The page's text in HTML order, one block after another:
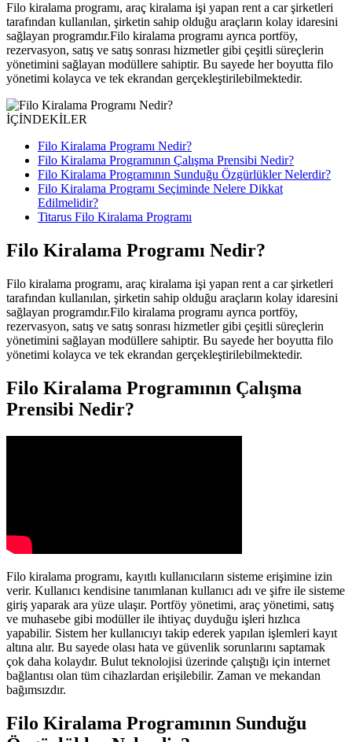
Filo kiralama programı, araç kiralama işi yapan rent a car şirketleri
tarafından kullanılan, şirketin sahip olduğu araçların kolay idaresini
sağlayan programdır.Filo kiralama programı ayrıca portföy,
rezervasyon, satış ve satış sonrası hizmetler gibi çeşitli süreçlerin
yönetimini sağlayan modüllere sahiptir. Bu sayede her boyutta filo
yönetimi kolayca ve tek ekrandan gerçekleştirilebilmektedir.
İÇİNDEKİLER
Filo Kiralama Programı Nedir?
Filo Kiralama Programının Çalışma Prensibi Nedir?
Filo Kiralama Programının Sunduğu Özgürlükler Nelerdir?
Filo Kiralama Programı Seçiminde Nelere Dikkat
Edilmelidir?
Titarus Filo Kiralama Programı
Filo Kiralama Programı Nedir?
Filo kiralama programı, araç kiralama işi yapan rent a car şirketleri
tarafından kullanılan, şirketin sahip olduğu araçların kolay idaresini
sağlayan programdır.Filo kiralama programı ayrıca portföy,
rezervasyon, satış ve satış sonrası hizmetler gibi çeşitli süreçlerin
yönetimini sağlayan modüllere sahiptir. Bu sayede her boyutta filo
yönetimi kolayca ve tek ekrandan gerçekleştirilebilmektedir.
Filo Kiralama Programının Çalışma
Prensibi Nedir?
Filo kiralama programı, kayıtlı kullanıcıların sisteme erişimine izin
verir. Kullanıcı kendisine tanımlanan kullanıcı adı ve şifre ile sisteme
giriş yaparak ara yüze ulaşır. Portföy yönetimi, araç yönetimi, satış
ve muhasebe gibi modüller ile ihtiyaç duyduğu işleri hızlıca
yapabilir. Sistem her kullanıcıyı takip ederek yapılan işlemleri kayıt
altına alır. Bu sayede olası hata ve güvenlik sorunlarını saptamak
çok daha kolaydır. Bulut teknolojisi üzerinde çalıştığı için internet
bağlantısı olan tüm cihazlardan erişilebilir. Zaman ve mekandan
bağımsızdır.
Filo Kiralama Programının Sunduğu